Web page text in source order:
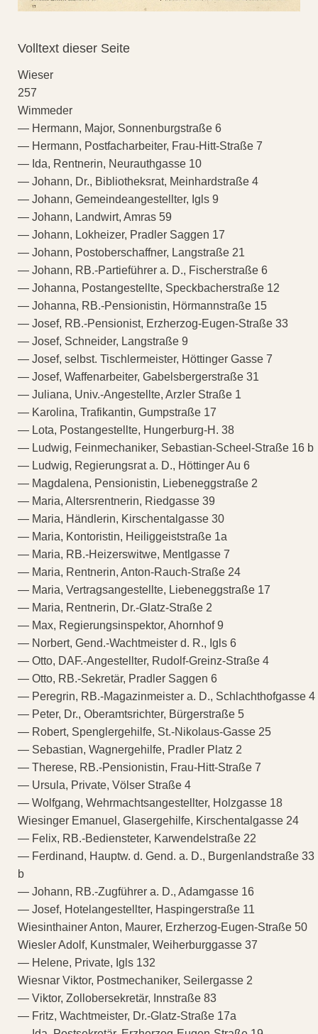
Volltext dieser Seite
Wieser
257
Wimmeder
— Hermann, Major, Sonnenburgstraße 6
— Hermann, Postfacharbeiter, Frau-Hitt-Straße 7
— Ida, Rentnerin, Neurauthgasse 10
— Johann, Dr., Bibliotheksrat, Meinhardstraße 4
— Johann, Gemeindeangestellter, Igls 9
— Johann, Landwirt, Amras 59
— Johann, Lokheizer, Pradler Saggen 17
— Johann, Postoberschaffner, Langstraße 21
— Johann, RB.-Partieführer a. D., Fischerstraße 6
— Johanna, Postangestellte, Speckbacherstraße 12
— Johanna, RB.-Pensionistin, Hörmannstraße 15
— Josef, RB.-Pensionist, Erzherzog-Eugen-Straße 33
— Josef, Schneider, Langstraße 9
— Josef, selbst. Tischlermeister, Höttinger Gasse 7
— Josef, Waffenarbeiter, Gabelsbergerstraße 31
— Juliana, Univ.-Angestellte, Arzler Straße 1
— Karolina, Trafikantin, Gumpstraße 17
— Lota, Postangestellte, Hungerburg-H. 38
— Ludwig, Feinmechaniker, Sebastian-Scheel-Straße 16 b
— Ludwig, Regierungsrat a. D., Höttinger Au 6
— Magdalena, Pensionistin, Liebeneggstraße 2
— Maria, Altersrentnerin, Riedgasse 39
— Maria, Händlerin, Kirschentalgasse 30
— Maria, Kontoristin, Heiliggeiststraße 1a
— Maria, RB.-Heizerswitwe, Mentlgasse 7
— Maria, Rentnerin, Anton-Rauch-Straße 24
— Maria, Vertragsangestellte, Liebeneggstraße 17
— Maria, Rentnerin, Dr.-Glatz-Straße 2
— Max, Regierungsinspektor, Ahornhof 9
— Norbert, Gend.-Wachtmeister d. R., Igls 6
— Otto, DAF.-Angestellter, Rudolf-Greinz-Straße 4
— Otto, RB.-Sekretär, Pradler Saggen 6
— Peregrin, RB.-Magazinmeister a. D., Schlachthofgasse 4
— Peter, Dr., Oberamtsrichter, Bürgerstraße 5
— Robert, Spenglergehilfe, St.-Nikolaus-Gasse 25
— Sebastian, Wagnergehilfe, Pradler Platz 2
— Therese, RB.-Pensionistin, Frau-Hitt-Straße 7
— Ursula, Private, Völser Straße 4
— Wolfgang, Wehrmachtsangestellter, Holzgasse 18
Wiesinger Emanuel, Glasergehilfe, Kirschentalgasse 24
— Felix, RB.-Bediensteter, Karwendelstraße 22
— Ferdinand, Hauptw. d. Gend. a. D., Burgenlandstraße 33
b
— Johann, RB.-Zugführer a. D., Adamgasse 16
— Josef, Hotelangestellter, Haspingerstraße 11
Wiesinthainer Anton, Maurer, Erzherzog-Eugen-Straße 50
Wiesler Adolf, Kunstmaler, Weiherburggasse 37
— Helene, Private, Igls 132
Wiesnar Viktor, Postmechaniker, Seilergasse 2
— Viktor, Zollobersekretär, Innstraße 83
— Fritz, Wachtmeister, Dr.-Glatz-Straße 17a